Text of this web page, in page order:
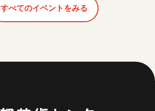
すべてのイベントをみる